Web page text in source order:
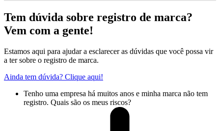
Tem dúvida sobre registro de marca?
Vem com a gente!
Estamos aqui para ajudar a esclarecer as dúvidas que você possa vir
a ter sobre o registro de marca.
Ainda tem dúvida? Clique aqui!
Tenho uma empresa há muitos anos e minha marca não tem
registro. Quais são os meus riscos?